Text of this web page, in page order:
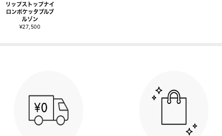
リップストップナイ
ロンポケッタブルブ
ルゾン
¥27,500